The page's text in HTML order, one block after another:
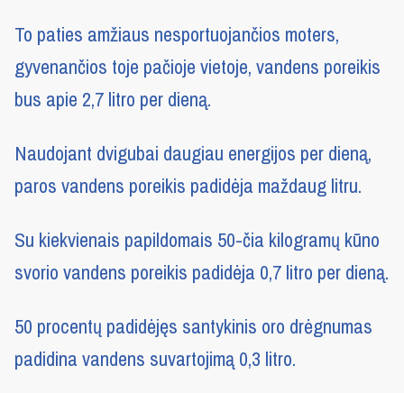
To paties amžiaus nesportuojančios moters,
gyvenančios toje pačioje vietoje, vandens poreikis
bus apie 2,7 litro per dieną.
Naudojant dvigubai daugiau energijos per dieną,
paros vandens poreikis padidėja maždaug litru.
Su kiekvienais papildomais 50-čia kilogramų kūno
svorio vandens poreikis padidėja 0,7 litro per dieną.
50 procentų padidėjęs santykinis oro drėgnumas
padidina vandens suvartojimą 0,3 litro.